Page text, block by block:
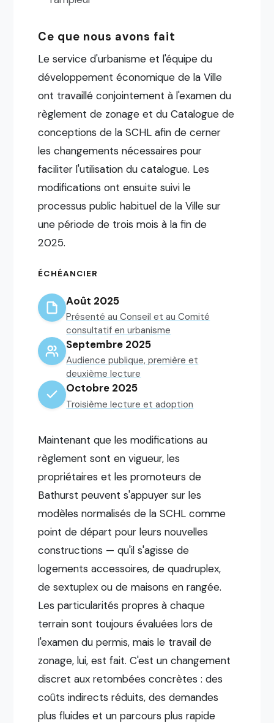
Ce que nous avons fait
Le service d'urbanisme et l'équipe du
développement économique de la Ville
ont travaillé conjointement à l'examen du
règlement de zonage et du Catalogue de
conceptions de la SCHL afin de cerner
les changements nécessaires pour
faciliter l'utilisation du catalogue. Les
modifications ont ensuite suivi le
processus public habituel de la Ville sur
une période de trois mois à la fin de
2025.
ÉCHÉANCIER
Août 2025
Présenté au Conseil et au Comité
consultatif en urbanisme
Septembre 2025
Audience publique, première et
deuxième lecture
Octobre 2025
Troisième lecture et adoption
Maintenant que les modifications au
règlement sont en vigueur, les
propriétaires et les promoteurs de
Bathurst peuvent s'appuyer sur les
modèles normalisés de la SCHL comme
point de départ pour leurs nouvelles
constructions — qu'il s'agisse de
logements accessoires, de quadruplex,
de sextuplex ou de maisons en rangée.
Les particularités propres à chaque
terrain sont toujours évaluées lors de
l'examen du permis, mais le travail de
zonage, lui, est fait. C'est un changement
discret aux retombées concrètes : des
coûts indirects réduits, des demandes
plus fluides et un parcours plus rapide